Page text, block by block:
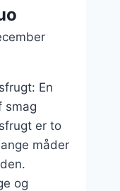
En
smag
er to
måder
og